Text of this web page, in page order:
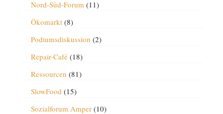
Nord-Süd-Forum(11)
Ökomarkt(8)
Podiumsdiskussion (2)
Repair-Café(18)
Ressourcen (81)
SlowFood (15)
Sozialforum Amper(10)